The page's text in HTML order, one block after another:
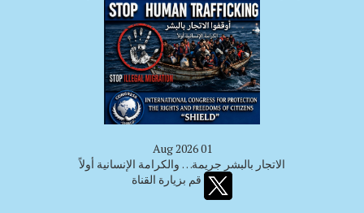
01 Aug 2026
الاتجار بالبشر جريمة… والكرامة الإنسانية أولاً
قم بزيارة القناة